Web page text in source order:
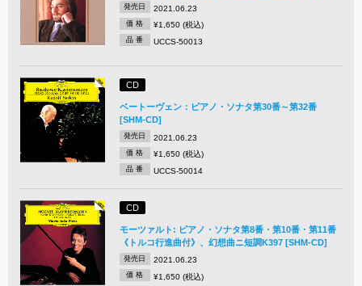
発売日 2021.06.23
価 格 ¥1,650 (税込)
品 番 UCCS-50013
CD
ベートーヴェン：ピアノ・ソナタ第30番～第32番
[SHM-CD]
発売日 2021.06.23
価 格 ¥1,650 (税込)
品 番 UCCS-50014
CD
モーツァルト: ピアノ・ソナタ第8番・第10番・第11番
《トルコ行進曲付》、幻想曲ニ短調K397 [SHM-CD]
発売日 2021.06.23
価 格 ¥1,650 (税込)